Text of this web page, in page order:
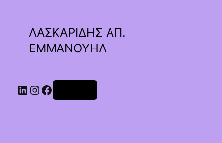
ΛΑΣΚΑΡΙΔΗΣ ΑΠ.
ΕΜΜΑΝΟΥΗΛ
Linkedin
Instagram
Facebook